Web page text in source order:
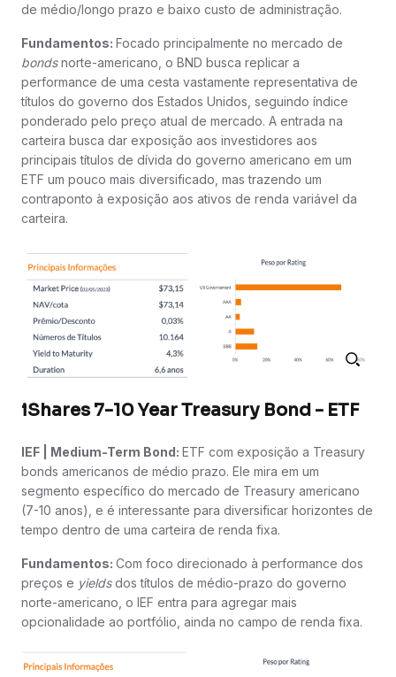
de médio/longo prazo e baixo custo de administração.
Fundamentos: Focado principalmente no mercado de
bondsnorte-americano, o BND busca replicar a
performance de uma cesta vastamente representativa de
títulos do governo dos Estados Unidos, seguindo índice
ponderado pelo preço atual de mercado. A entrada na
carteira busca dar exposição aos investidores aos
principais títulos de dívida do governo americano em um
ETF um pouco mais diversificado, mas trazendo um
contraponto à exposição aos ativos de renda variável da
carteira.
iShares 7-10 Year Treasury Bond - ETF
IEF | Medium-Term Bond: ETF com exposição a Treasury
bonds americanos de médio prazo. Ele mira em um
segmento específico do mercado de Treasury americano
(7-10 anos), e é interessante para diversificar horizontes de
tempo dentro de uma carteira de renda fixa.
Fundamentos: Com foco direcionado à performance dos
preços e yieldsdos títulos de médio-prazo do governo
norte-americano, o IEF entra para agregar mais
opcionalidade ao portfólio, ainda no campo de renda fixa.